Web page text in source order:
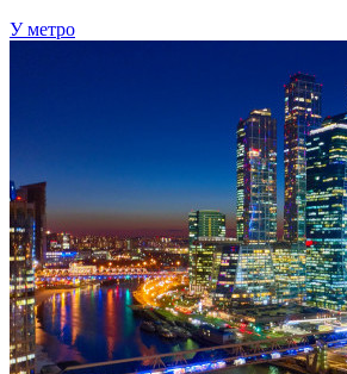
У метро